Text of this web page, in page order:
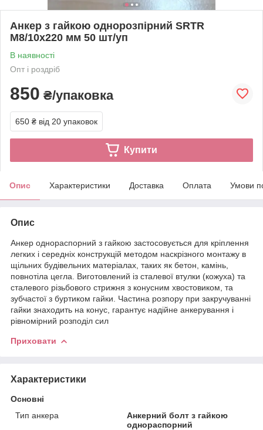
Анкер з гайкою однорозпірний SRTR
М8/10х220 мм 50 шт/уп
В наявності
Опт і роздріб
850 ₴/упаковка
650 ₴ від 20 упаковок
Купити
Опис Характеристики Доставка Оплата Умови
Опис
Анкер однораспорний з гайкою застосовується для кріплення
легких і середніх конструкцій методом наскрізного монтажу в
щільних будівельних матеріалах, таких як бетон, камінь,
повнотіла цегла. Виготовлений із сталевої втулки (кожуха) та
сталевого різьбового стрижня з конусним хвостовиком, та
зубчастої з буртиком гайки. Частина розпору при закручуванні
гайки знаходить на конус, гарантує надійне анкерування і
рівномірний розподіл сил
Приховати
Характеристики
Основні
Тип анкера
Анкерний болт з гайкою
однораспорний